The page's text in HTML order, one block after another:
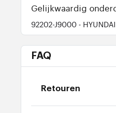
Gelijkwaardig
92202-J9000 - HYUNDAI
FAQ
Retouren